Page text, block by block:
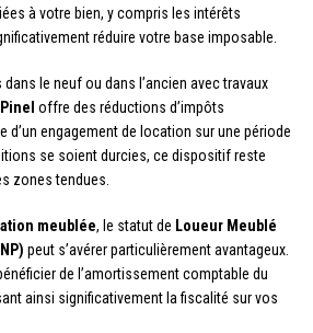
à votre bien, y compris les intérêts
réduire votre base imposable.
le neuf ou dans l’ancien avec travaux
offre des réductions d’impôts
d’un engagement de location sur une période
se soient durcies, ce dispositif reste
zones tendues.
meublée, le statut de Loueur Meublé
peut s’avérer particulièrement avantageux.
de l’amortissement comptable du
ainsi significativement la fiscalité sur vos